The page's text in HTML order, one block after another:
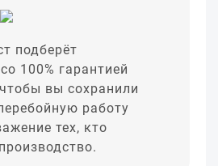
подберёт
100% гарантией
вы сохранили
работу
тех, кто